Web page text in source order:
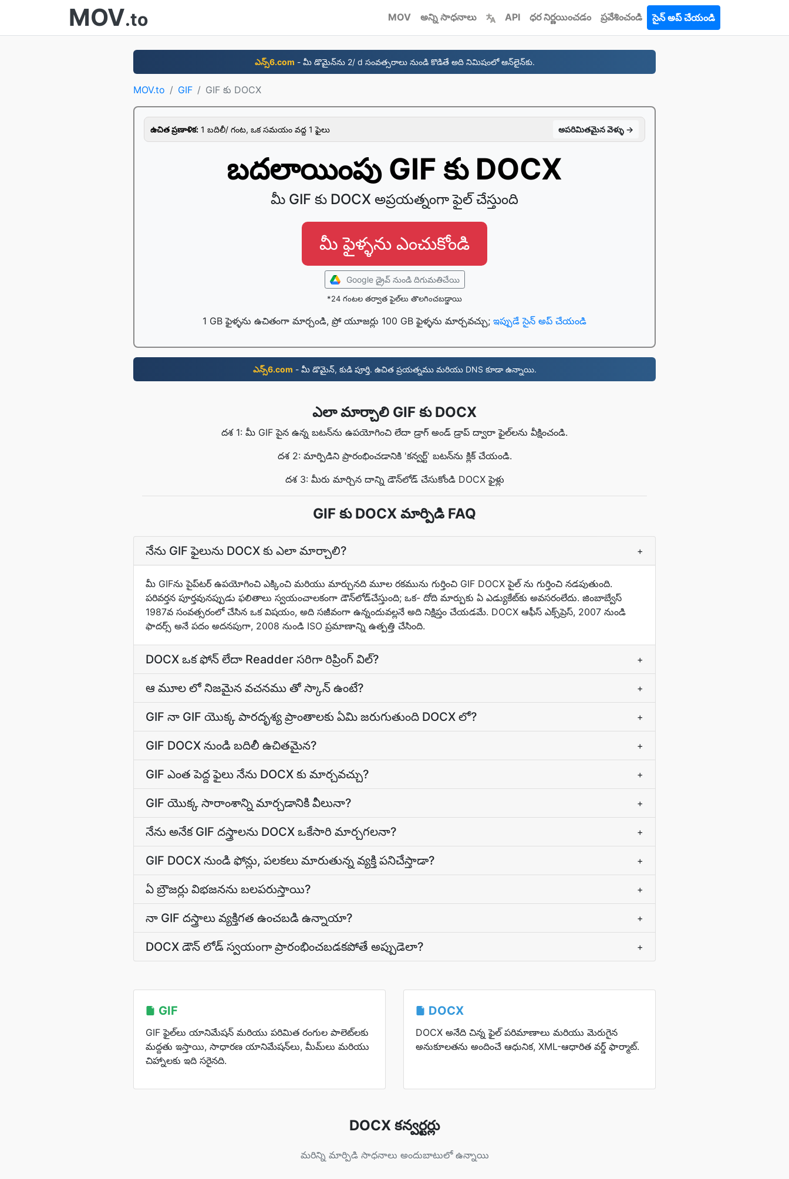
MOV.to MOV అన్ని సాధనాలు API ధర నిర్ణయించడం ప్రవేశించండి సైన్ అప్ చేయండి
ఎన్స్6.com - మీ డొమైన్‌ను 2/ d సంవత్సరాలు నుండి కొడితే అది నిమిషంలో ఆన్‌లైన్‌కు.
MOV.to GIF GIF కు DOCX
ఉచిత ప్రణాళిక: 1 బదిలీ/ గంట, ఒక సమయం వద్ద 1 ఫైలు అపరిమితమైన వెళ్ళు →
బదలాయింపు GIF కు DOCX
మీ GIF కు DOCX అప్రయత్నంగా ఫైల్ చేస్తుంది
మీ ఫైళ్ళను ఎంచుకోండి
Google డ్రైవ్ నుండి దిగుమతిచేయి
*24 గంటల తర్వాత ఫైల్‌లు తొలగించబడ్డాయి
1 GB ఫైళ్ళను ఉచితంగా మార్చండి, ప్రో యూజర్లు 100 GB ఫైళ్ళను మార్చవచ్చు; ఇప్పుడే సైన్ అప్ చేయండి
ఎన్స్6.com - మీ డొమైన్, కుడి పూర్తి. ఉచిత ప్రయత్నము మరియు DNS కూడా ఉన్నాయి.
ఎలా మార్చాలి GIF కు DOCX
దశ 1: మీ GIF పైన ఉన్న బటన్‌ను ఉపయోగించి లేదా డ్రాగ్ అండ్ డ్రాప్ ద్వారా ఫైల్‌లను వీక్షించండి.
దశ 2: మార్పిడిని ప్రారంభించడానికి 'కన్వర్ట్' బటన్‌ను క్లిక్ చేయండి.
దశ 3: మీరు మార్చిన దాన్ని డౌన్‌లోడ్ చేసుకోండి DOCX ఫైళ్లు
GIF కు DOCX మార్పిడి FAQ
నేను GIF ఫైలును DOCX కు ఎలా మార్చాలి? +
మీ GIFను పైప్‌టర్ ఉపయోగించి ఎక్కించి మరియు మార్చునది మూల రకమును గుర్తించి GIF DOCX పైల్ ను గుర్తించి నడపుతుంది.
పరివర్తన పూర్తవునప్పుడు ఫలితాలు స్వయంచాలకంగా డౌన్‌లోడ్‌చేస్తుంది; ఒక- దోది మార్పుకు ఏ ఎడ్యుకేట్‌కు అవసరంలేదు. జింబాబ్వేస్‌
1987వ సంవత్సరంలో చేసిన ఒక విషయం, అది సజీవంగా ఉన్నందువల్లనే అది నిక్షిప్తం చేయడమే. DOCX ఆఫీస్‌ ఎక్స్‌ప్రెస్‌, 2007 నుండి
ఫాదర్స్‌ అనే పదం అదనపుగా, 2008 నుండి ISO ప్రమాణాన్ని ఉత్పత్తి చేసింది.
DOCX ఒక ఫోన్ లేదా Readder సరిగా రిప్రింగ్ విల్? +
ఆ మూల లో నిజమైన వచనము తో స్కాన్ ఉంటే? +
GIF నా GIF యొక్క పారదృశ్య ప్రాంతాలకు ఏమి జరుగుతుంది DOCX లో? +
GIF DOCX నుండి బదిలీ ఉచితమైన? +
GIF ఎంత పెద్ద ఫైలు నేను DOCX కు మార్చవచ్చు? +
GIF యొక్క సారాంశాన్ని మార్చడానికి వీలునా? +
నేను అనేక GIF దస్త్రాలను DOCX ఒకేసారి మార్చగలనా? +
GIF DOCX నుండి ఫోన్లు, పలకలు మారుతున్న వ్యక్తి పనిచేస్తాడా? +
ఏ బ్రౌజర్లు విభజనను బలపరుస్తాయి? +
నా GIF దస్త్రాలు వ్యక్తిగత ఉంచబడి ఉన్నాయా? +
DOCX డౌన్ లోడ్ స్వయంగా ప్రారంభించబడకపోతే అప్పుడెలా? +
GIF
GIF ఫైల్‌లు యానిమేషన్ మరియు పరిమిత రంగుల పాలెట్‌లకు
మద్దతు ఇస్తాయి, సాధారణ యానిమేషన్‌లు, మీమ్‌లు మరియు
చిహ్నాలకు ఇది సరైనది.
DOCX
DOCX అనేది చిన్న ఫైల్ పరిమాణాలు మరియు మెరుగైన
అనుకూలతను అందించే ఆధునిక, XML-ఆధారిత వర్డ్ ఫార్మాట్.
DOCX కన్వర్టర్లు
మరిన్ని మార్పిడి సాధనాలు అందుబాటులో ఉన్నాయి